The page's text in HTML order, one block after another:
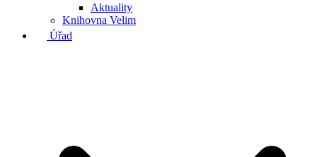
Aktuality
Knihovna Velim
Úřad